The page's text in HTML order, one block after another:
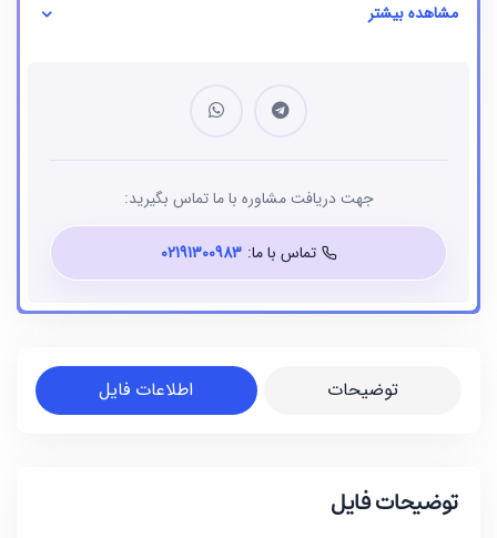
توضیحات اطلاعات فایل
توضیحات فایل
نوع فایل بانک شماره موبایل مشاهده بیشتر
جهت دریافت مشاوره با ما تماس بگیرید:
تماس با ما: 02191300983